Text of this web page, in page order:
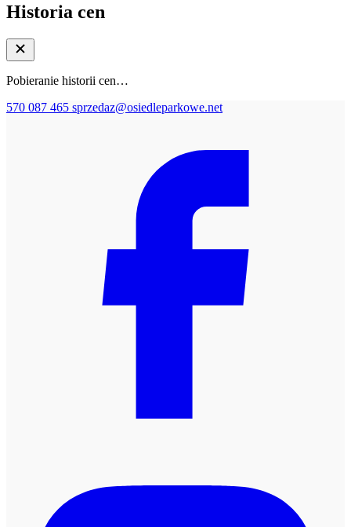
Historia cen
Pobieranie historii cen…
570 087 465 sprzedaz@osiedleparkowe.net